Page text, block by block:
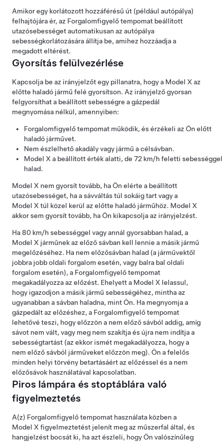
Amikor egy korlátozott hozzáférésű út (például autópálya)
felhajtójára ér, az Forgalomfigyelő tempomat beállított
utazósebességet automatikusan az autópálya
sebességkorlátozására állítja be, amihez hozzáadja a
megadott eltérést.
Gyorsítás felülvezérlése
Kapcsolja be az irányjelzőt egy pillanatra, hogy a Model X az
előtte haladó jármű felé gyorsítson. Az irányjelző gyorsan
felgyorsíthat a beállított sebességre a gázpedál
megnyomása nélkül, amennyiben:
Forgalomfigyelő tempomat működik, és érzékeli az Ön előtt
haladó járművet.
Nem észlelhető akadály vagy jármű a célsávban.
Model X a beállított érték alatti, de 72 km/h feletti sebességgel
halad.
Model X nem gyorsít tovább, ha Ön elérte a beállított
utazósebességet, ha a sávváltás túl sokáig tart vagy a
Model X túl közel kerül az előtte haladó járműhöz. Model X
akkor sem gyorsít tovább, ha Ön kikapcsolja az irányjelzést.
Ha80 km/h sebességgel vagy annál gyorsabban halad, a
Model X járműnek az előző sávban kell lennie a másik jármű
megelőzéséhez. Ha nem előzősávban halad (a járművektől
jobbra jobb oldali forgalom esetén, vagy balra bal oldali
forgalom esetén), a Forgalomfigyelő tempomat
megakadályozza az előzést. Ehelyett a Model X lelassul,
hogy igazodjon a másik jármű sebességéhez, mintha az
ugyanabban a sávban haladna, mint Ön. Ha megnyomja a
gázpedált az előzéshez, a Forgalomfigyelő tempomat
lehetővé teszi, hogy előzzön a nem előző sávból addig, amíg
sávot nem vált, vagy meg nem szakítja és újra nem indítja a
sebességtartást (az ekkor ismét megakadályozza, hogy a
nem előző sávból járműveket előzzön meg). Ön a felelős
minden helyi törvény betartásáért az előzéssel és a nem
előzősávok használatával kapcsolatban.
Piros lámpára és stoptáblára való
figyelmeztetés
A(z) Forgalomfigyelő tempomat használata közben a
Model X figyelmeztetést jelenít meg az műszerfal által, és
hangjelzést bocsát ki, ha azt észleli, hogy Ön valószínűleg